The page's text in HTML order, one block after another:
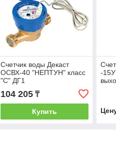
Счетчик воды Декаст
ОСВХ-40 "НЕПТУН" класс
"С" ДГ1
104 205₸
Купить
-